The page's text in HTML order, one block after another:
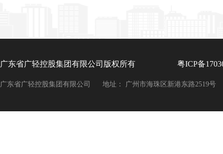
广东省广轻控股集团有限公司版权所有 粤ICP备
广东省广轻控股集团有限公司 地址： 广州市海珠区新港东路2519号